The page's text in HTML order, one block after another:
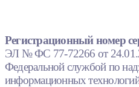
Регистрационный номер
ЭЛ № ФС 77-72266 от
Федеральной службой по
информационных